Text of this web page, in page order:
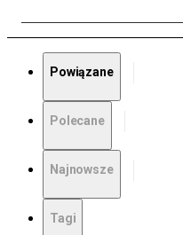
Powiązane
Polecane
Najnowsze
Tagi